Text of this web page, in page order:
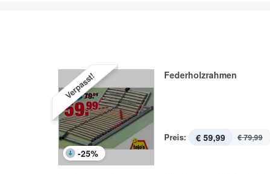
Verpasst!
-25%
Federholzrahmen
Preis: € 59,99 € 79,99